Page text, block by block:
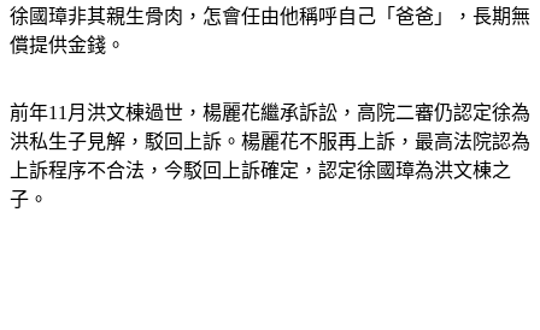
管洪不接受親子鑑定，但法院認為洪文棟有相當身分地位，若
徐國璋非其親生骨肉，怎會任由他稱呼自己「爸爸」，長期無
前年11月洪文棟過世，楊麗花繼承訴訟，高院二審仍認定徐為
洪私生子見解，駁回上訴。楊麗花不服再上訴，最高法院認為
上訴程序不合法，今駁回上訴確定，認定徐國璋為洪文棟之